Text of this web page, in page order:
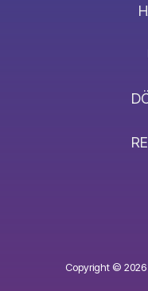
Copyright © 2026